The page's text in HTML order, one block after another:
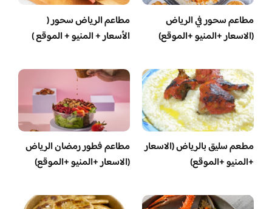
مطاعم سحور في الرياض
(الاسعار +المنيو +الموقع)
مطاعم الرياض سحور (
الأسعار + المنيو + الموقع )
مطعم سليق بالرياض (الاسعار
+المنيو +الموقع)
مطاعم فطور رمضان الرياض
(الاسعار +المنيو +الموقع)